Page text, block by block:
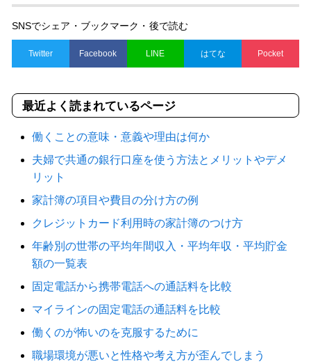
SNSでシェア・ブックマーク・後で読む
Twitter Facebook LINE はてな Pocket
最近よく読まれているページ
働くことの意味・意義や理由は何か
夫婦で共通の銀行口座を使う方法とメリットやデメ
リット
家計簿の項目や費目の分け方の例
クレジットカード利用時の家計簿のつけ方
年齢別の世帯の平均年間収入・平均年収・平均貯金
額の一覧表
固定電話から携帯電話への通話料を比較
マイラインの固定電話の通話料を比較
働くのが怖いのを克服するために
職場環境が悪いと性格や考え方が歪んでしまう